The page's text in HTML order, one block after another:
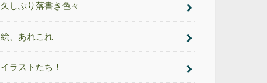
久しぶり落書き色々
絵、あれこれ
イラストたち！